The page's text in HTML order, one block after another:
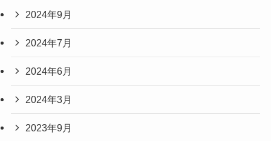
2024年9月
2024年7月
2024年6月
2024年3月
2023年9月